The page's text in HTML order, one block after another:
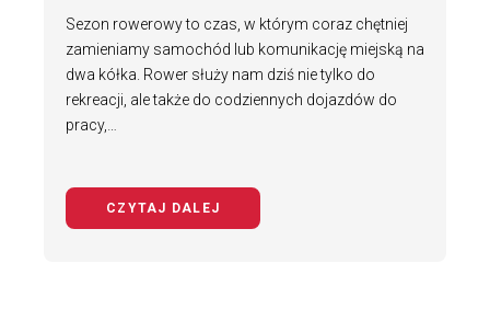
Sezon rowerowy to czas, w którym coraz chętniej
zamieniamy samochód lub komunikację miejską na
dwa kółka. Rower służy nam dziś nie tylko do
rekreacji, ale także do codziennych dojazdów do
pracy,…
CZYTAJ DALEJ